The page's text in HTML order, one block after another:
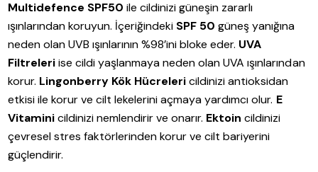
Multidefence SPF50 ile cildinizi güneşin zararlı
ışınlarından koruyun. İçeriğindeki SPF 50 güneş yanığına
neden olan UVB ışınlarının %98’ini bloke eder. UVA
Filtreleriise cildi yaşlanmaya neden olan UVA ışınlarından
korur. Lingonberry Kök Hücrelericildinizi antioksidan
etkisi ile korur ve cilt lekelerini açmaya yardımcı olur. E
Vitaminicildinizi nemlendirir ve onarır. Ektoin cildinizi
çevresel stres faktörlerinden korur ve cilt bariyerini
güçlendirir.